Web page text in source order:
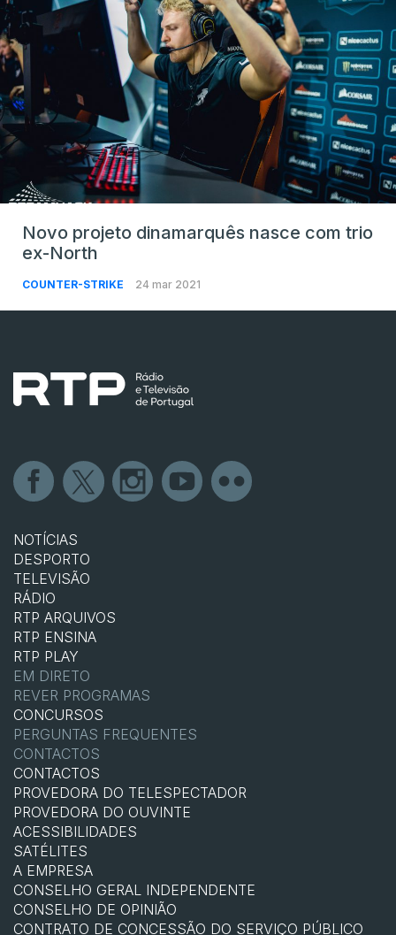
Novo projeto dinamarquês nasce com trio
ex-North
COUNTER-STRIKE 24 mar 2021
NOTÍCIAS
DESPORTO
TELEVISÃO
RÁDIO
RTP ARQUIVOS
RTP ENSINA
RTP PLAY
EM DIRETO
REVER PROGRAMAS
CONCURSOS
PERGUNTAS FREQUENTES
CONTACTOS
CONTACTOS
PROVEDORA DO TELESPECTADOR
PROVEDORA DO OUVINTE
ACESSIBILIDADES
SATÉLITES
A EMPRESA
CONSELHO GERAL INDEPENDENTE
CONSELHO DE OPINIÃO
CONTRATO DE CONCESSÃO DO SERVIÇO PÚBLICO